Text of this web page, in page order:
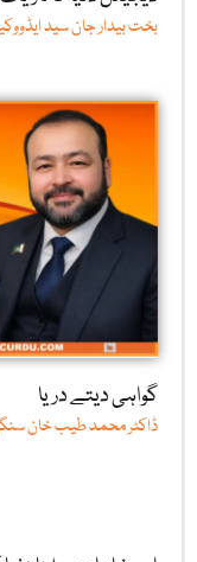
بخت بیدار جان سید
گواہی دیتے دریا
ڈاکٹر محمد طیب خان